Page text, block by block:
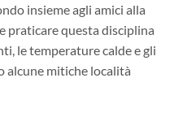
insieme agli amici alla
praticare questa disciplina
le temperature calde e gli
alcune mitiche località